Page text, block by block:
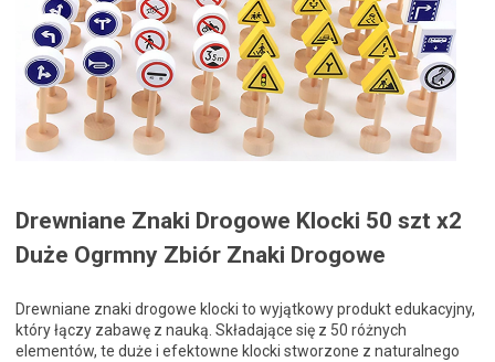
Drewniane Znaki Drogowe Klocki 50 szt x2
Duże Ogrmny Zbiór Znaki Drogowe
Drewniane znaki drogowe klocki to wyjątkowy produkt edukacyjny,
który łączy zabawę z nauką. Składające się z 50 różnych
elementów, te duże i efektowne klocki stworzone z naturalnego